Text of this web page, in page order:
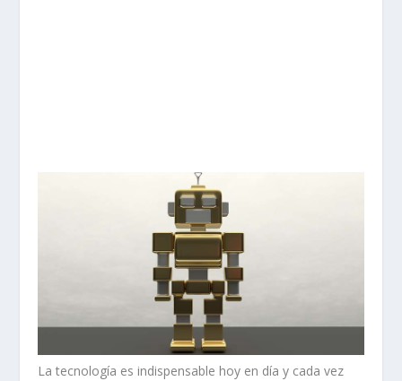
La tecnología es indispensable hoy en día y cada vez